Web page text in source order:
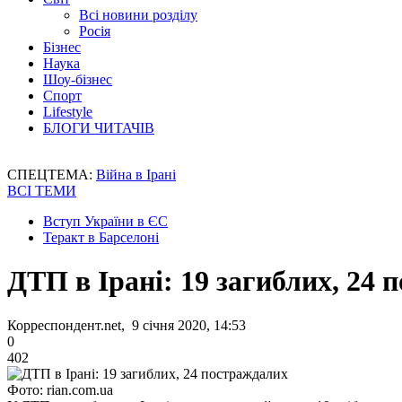
Всі новини розділу
Росія
Бізнес
Наука
Шоу-бізнес
Спорт
Lifestyle
БЛОГИ ЧИТАЧІВ
СПЕЦТЕМА: Війна в Ірані
ВСІ ТЕМИ
Вступ України в ЄС
Теракт в Барселоні
ДТП в Ірані: 19 загиблих, 24
Корреспондент.net, 9 січня 2020, 14:53
0
402
Фото: rian.com.ua